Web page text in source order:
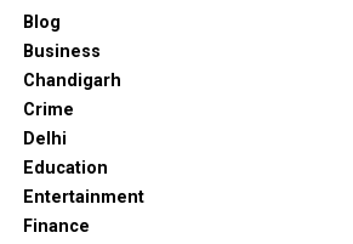
Blog
Business
Chandigarh
Crime
Delhi
Education
Entertainment
Finance